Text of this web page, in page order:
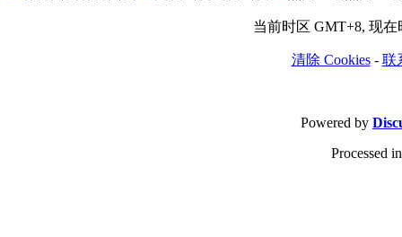
当前时区 GMT+8, 现在
清除 Cookies- 联
Powered by
Processed